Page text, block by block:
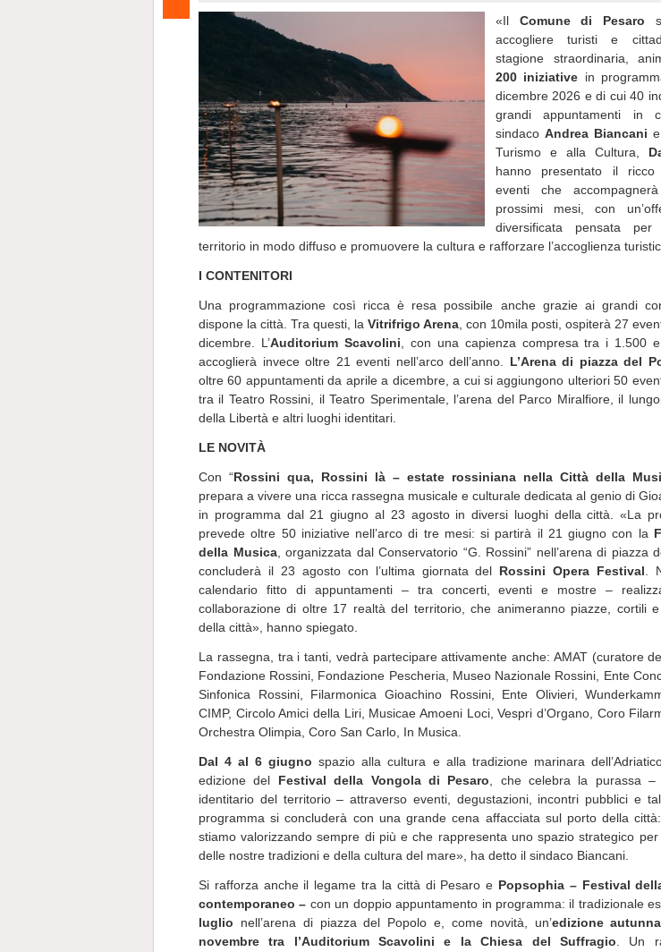
«Il Comune di Pesaro
accogliere turisti e
stagione straordinaria,
200 iniziative in
dicembre 2026 e di cui 40
grandi appuntamenti in
sindaco Andrea Biancani
Turismo e alla Cultura,
hanno presentato il ricco
eventi che
prossimi mesi, con
diversificata pensata
territorio in modo diffuso e promuovere la cultura e rafforzare l’accoglienza
I CONTENITORI
Una programmazione così ricca è resa possibile anche grazie ai grandi
dispone la città. Tra questi, la Vitrifrigo Arena , con 10mila posti, ospiterà 27
dicembre. L’Auditorium Scavolini , con una capienza compresa tra i 1.500
accoglierà invece oltre 21 eventi nell’arco dell’anno. L’Arena di piazza del
oltre 60 appuntamenti da aprile a dicembre, a cui si aggiungono ulteriori 50
tra il Teatro Rossini, il Teatro Sperimentale, l’arena del Parco Miralfiore, il
della Libertà e altri luoghi identitari.
LE NOVITÀ
Con “Rossini qua, Rossini là – estate rossiniana nella Città della
prepara a vivere una ricca rassegna musicale e culturale dedicata al genio di
in programma dal 21 giugno al 23 agosto in diversi luoghi della città. «La
prevede oltre 50 iniziative nell’arco di tre mesi: si partirà il 21 giugno con la
della Musica, organizzata dal Conservatorio “G. Rossini” nell’arena di piazza
concluderà il 23 agosto con l’ultima giornata del Rossini Opera Festival .
calendario fitto di appuntamenti – tra concerti, eventi e mostre –
collaborazione di oltre 17 realtà del territorio, che animeranno piazze, cortili
della città», hanno spiegato.
La rassegna, tra i tanti, vedrà partecipare attivamente anche: AMAT (curatore
Fondazione Rossini, Fondazione Pescheria, Museo Nazionale Rossini, Ente
Sinfonica Rossini, Filarmonica Gioachino Rossini, Ente Olivieri,
CIMP, Circolo Amici della Liri, Musicae Amoeni Loci, Vespri d’Organo, Coro
Orchestra Olimpia, Coro San Carlo, In Musica.
Dal 4 al 6 giugno spazio alla cultura e alla tradizione marinara
edizione del Festival della Vongola di Pesaro , che celebra la purassa –
identitario del territorio – attraverso eventi, degustazioni, incontri pubblici e
programma si concluderà con una grande cena affacciata sul porto della
stiamo valorizzando sempre di più e che rappresenta uno spazio strategico
delle nostre tradizioni e della cultura del mare», ha detto il sindaco Biancani.
Si rafforza anche il legame tra la città di Pesaro e Popsophia – Festival
contemporaneo – con un doppio appuntamento in programma: il tradizionale
luglio nell’arena di piazza del Popolo e, come novità, un’edizione
novembre tra l’Auditorium Scavolini e la Chiesa del Suffragio . Un